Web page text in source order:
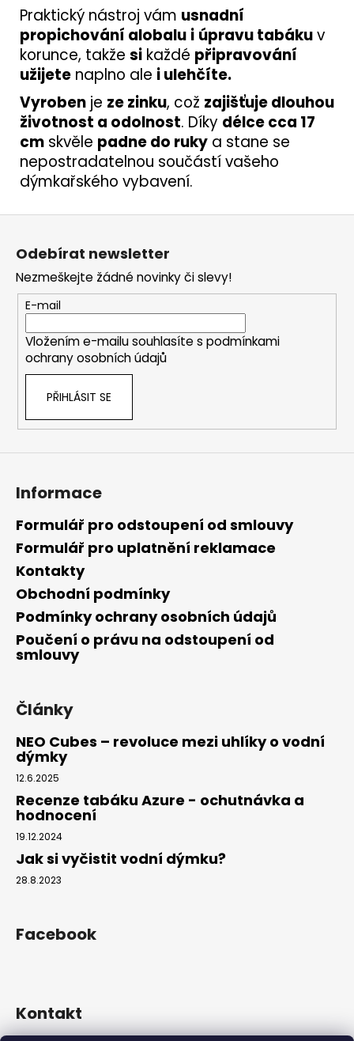
Praktický nástroj vám usnadní
propichování alobalu i úpravu tabákuv
korunce, takže si každé připravování
užijete naplno ale i ulehčíte.
Vyroben je ze zinku, což zajišťuje dlouhou
životnost a odolnost. Díky délce cca 17
cm skvěle padne do ruky a stane se
nepostradatelnou součástí vašeho
dýmkařského vybavení.
Odebírat newsletter
Nezmeškejte žádné novinky či slevy!
E-mail
Vložením e-mailu souhlasíte s podmínkami
ochrany osobních údajů
PŘIHLÁSIT SE
Informace
Formulář pro odstoupení od smlouvy
Formulář pro uplatnění reklamace
Kontakty
Obchodní podmínky
Podmínky ochrany osobních údajů
Poučení o právu na odstoupení od
smlouvy
Články
NEO Cubes – revoluce mezi uhlíky o vodní
dýmky
12.6.2025
Recenze tabáku Azure - ochutnávka a
hodnocení
19.12.2024
Jak si vyčistit vodní dýmku?
28.8.2023
Facebook
Kontakt